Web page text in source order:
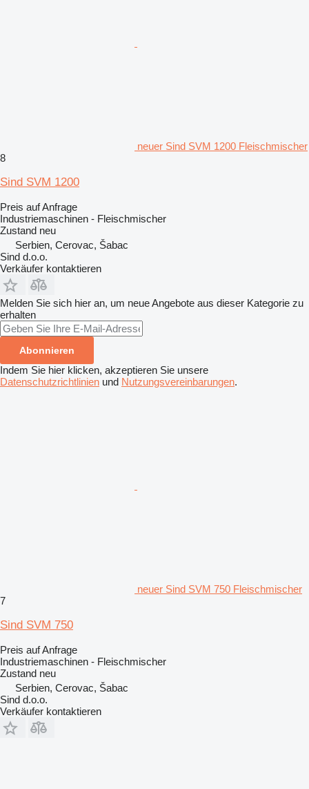
neuer Sind SVM 1200 Fleischmischer
8
Sind SVM 1200
Preis auf Anfrage
Industriemaschinen - Fleischmischer
Zustand neu
Serbien, Cerovac, Šabac
Sind d.o.o.
Verkäufer kontaktieren
Melden Sie sich hier an, um neue Angebote aus dieser Kategorie zu
erhalten
Abonnieren
Indem Sie hier klicken, akzeptieren Sie unsere
Datenschutzrichtlinien und Nutzungsvereinbarungen.
neuer Sind SVM 750 Fleischmischer
7
Sind SVM 750
Preis auf Anfrage
Industriemaschinen - Fleischmischer
Zustand neu
Serbien, Cerovac, Šabac
Sind d.o.o.
Verkäufer kontaktieren